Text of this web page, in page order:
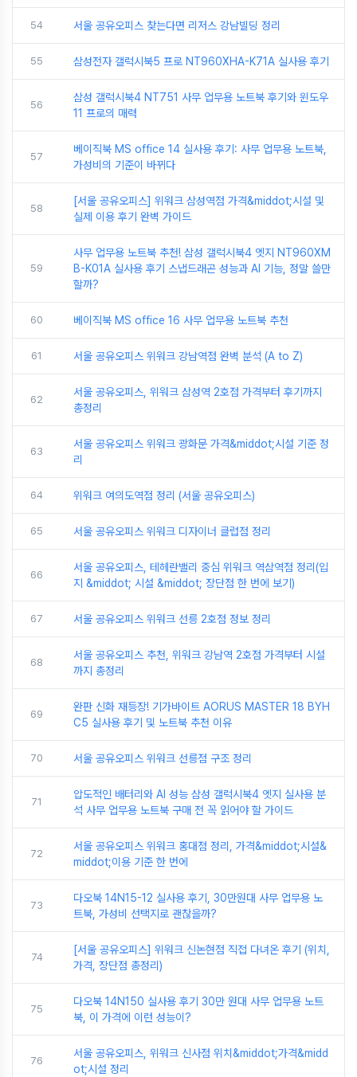
54 서울 공유오피스 찾는다면 리저스 강남빌딩 정리
55 삼성전자 갤럭시북5 프로 NT960XHA-K71A 실사용 후기
56
삼성 갤럭시북4 NT751 사무 업무용 노트북 후기와 윈도우
11 프로의 매력
57
베이직북 MS office 14 실사용 후기: 사무 업무용 노트북,
가성비의 기준이 바뀌다
58
[서울 공유오피스] 위워크 삼성역점 가격&middot;시설 및
실제 이용 후기 완벽 가이드
59
사무 업무용 노트북 추천! 삼성 갤럭시북4 엣지 NT960XM
B-K01A 실사용 후기 스냅드래곤 성능과 AI 기능, 정말 쓸만
할까?
60 베이직북 MS office 16 사무 업무용 노트북 추천
61 서울 공유오피스 위워크 강남역점 완벽 분석 (A to Z)
62
서울 공유오피스, 위워크 삼성역 2호점 가격부터 후기까지
총정리
63
서울 공유오피스 위워크 광화문 가격&middot;시설 기준 정
리
64 위워크 여의도역점 정리 (서울 공유오피스)
65 서울 공유오피스 위워크 디자이너 클럽점 정리
66
서울 공유오피스, 테헤란밸리 중심 위워크 역삼역점 정리(입
지 &middot; 시설 &middot; 장단점 한 번에 보기)
67 서울 공유오피스 위워크 선릉 2호점 정보 정리
68
서울 공유오피스 추천, 위워크 강남역 2호점 가격부터 시설
까지 총정리
69
완판 신화 재등장! 기가바이트 AORUS MASTER 18 BYH
C5 실사용 후기 및 노트북 추천 이유
70 서울 공유오피스 위워크 선릉점 구조 정리
71
압도적인 배터리와 AI 성능 삼성 갤럭시북4 엣지 실사용 분
석 사무 업무용 노트북 구매 전 꼭 읽어야 할 가이드
72
서울 공유오피스 위워크 홍대점 정리, 가격&middot;시설&
middot;이용 기준 한 번에
73
다오북 14N15-12 실사용 후기, 30만원대 사무 업무용 노
트북, 가성비 선택지로 괜찮을까?
74
[서울 공유오피스] 위워크 신논현점 직접 다녀온 후기 (위치,
가격, 장단점 총정리)
75
다오북 14N150 실사용 후기 30만 원대 사무 업무용 노트
북, 이 가격에 이런 성능이?
76
서울 공유오피스, 위워크 신사점 위치&middot;가격&midd
ot;시설 정리